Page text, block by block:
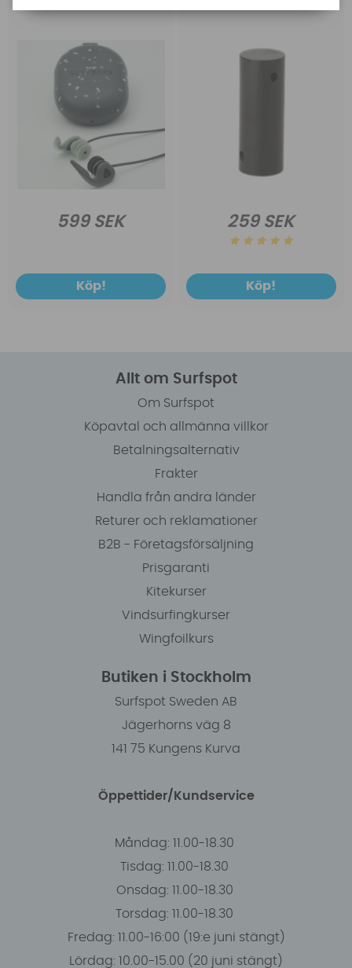
599 SEK
Köp!
259 SEK
Köp!
Allt om Surfspot
Om Surfspot
Köpavtal och allmänna villkor
Betalningsalternativ
Frakter
Handla från andra länder
Returer och reklamationer
B2B - Företagsförsäljning
Prisgaranti
Kitekurser
Vindsurfingkurser
Wingfoilkurs
Butiken i Stockholm
Surfspot Sweden AB
Jägerhorns väg 8
141 75 Kungens Kurva
Öppettider/Kundservice
Måndag: 11.00-18.30
Tisdag: 11.00-18.30
Onsdag: 11.00-18.30
Torsdag: 11.00-18.30
Fredag: 11.00-16:00 (19:e juni stängt)
Lördag: 10.00-15.00 (20 juni stängt)